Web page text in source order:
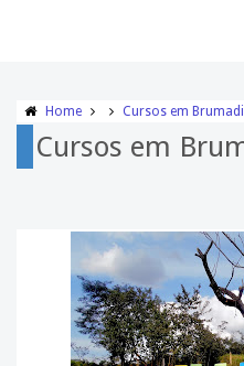
Home Cursos em
Cursos em